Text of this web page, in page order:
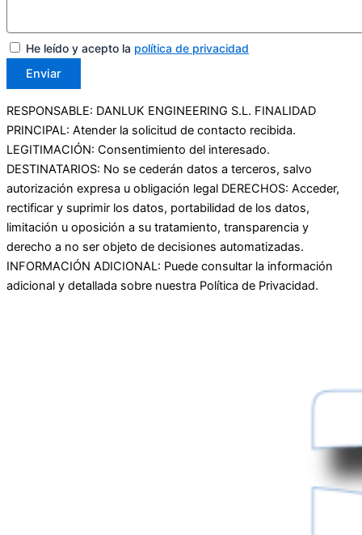
He leído y acepto la política de privacidad
Enviar
RESPONSABLE: DANLUK ENGINEERING S.L. FINALIDAD
PRINCIPAL: Atender la solicitud de contacto recibida.
LEGITIMACIÓN: Consentimiento del interesado.
DESTINATARIOS: No se cederán datos a terceros, salvo
autorización expresa u obligación legal DERECHOS: Acceder,
rectificar y suprimir los datos, portabilidad de los datos,
limitación u oposición a su tratamiento, transparencia y
derecho a no ser objeto de decisiones automatizadas.
INFORMACIÓN ADICIONAL: Puede consultar la información
adicional y detallada sobre nuestra Política de Privacidad.